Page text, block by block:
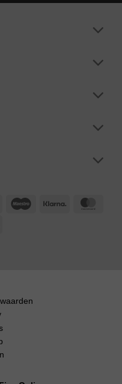
BancontactMaestro Klarna